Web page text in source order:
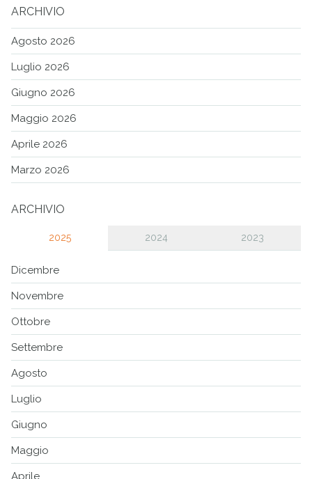
ARCHIVIO
Agosto 2026
Luglio 2026
Giugno 2026
Maggio 2026
Aprile 2026
Marzo 2026
ARCHIVIO
2025 2024 2023
Dicembre
Novembre
Ottobre
Settembre
Agosto
Luglio
Giugno
Maggio
Aprile